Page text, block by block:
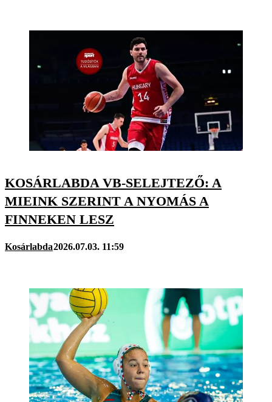
KOSÁRLABDA VB-SELEJTEZŐ: A
MIEINK SZERINT A NYOMÁS A
FINNEKEN LESZ
Kosárlabda2026.07.03. 11:59